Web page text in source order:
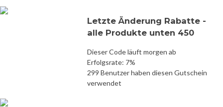
Letzte Änderung Rabatte -
alle Produkte unten 450
Dieser Code läuft morgen ab
Erfolgsrate: 7%
299 Benutzer haben diesen Gutschein
verwendet